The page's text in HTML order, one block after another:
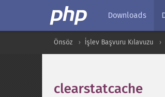
Downloads
Önsöz İşlev Başvuru Kılavuzu
clearstatcache